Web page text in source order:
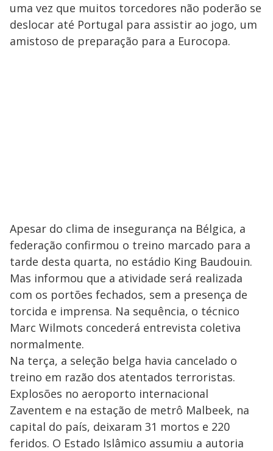
uma vez que muitos torcedores não poderão se
deslocar até Portugal para assistir ao jogo, um
amistoso de preparação para a Eurocopa.
Apesar do clima de insegurança na Bélgica, a
federação confirmou o treino marcado para a
tarde desta quarta, no estádio King Baudouin.
Mas informou que a atividade será realizada
com os portões fechados, sem a presença de
torcida e imprensa. Na sequência, o técnico
Marc Wilmots concederá entrevista coletiva
normalmente.
Na terça, a seleção belga havia cancelado o
treino em razão dos atentados terroristas.
Explosões no aeroporto internacional
Zaventem e na estação de metrô Malbeek, na
capital do país, deixaram 31 mortos e 220
feridos. O Estado Islâmico assumiu a autoria